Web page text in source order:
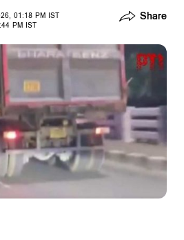
01:18 PM IST
PM IST
Share